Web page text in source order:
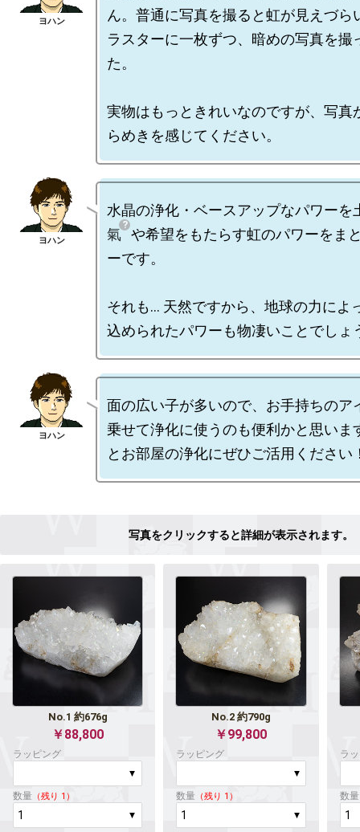
ん。普通に写真を撮ると虹が見えづら
ラスターに一枚ずつ、暗めの写真を撮
た。
実物はもっときれいなのですが、写真
水晶の浄化・ベースアップなパワーを
氣 や希望をもたらす虹のパワーをま
ーです。
それも… 天然ですから、地球の力によ
面の広い子が多いので、お手持ちのア
乗せて浄化に使うのも便利かと思いま
No.1 約676g
￥88,800
ラッピング
数量 （残り 1）
No.2 約790g
￥99,800
ラッピング
数量 （残り 1）
ラ
数量